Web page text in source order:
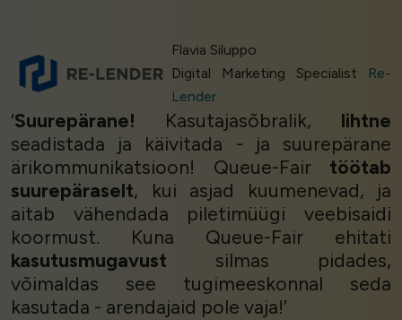
Flavia Siluppo
Digital Marketing Specialist
Re-
Lender
‘Suurepärane! Kasutajasõbralik, lihtne
seadistada ja käivitada - ja suurepärane
ärikommunikatsioon! Queue-Fair töötab
suurepäraselt, kui asjad kuumenevad, ja
aitab vähendada piletimüügi veebisaidi
koormust. Kuna Queue-Fair ehitati
kasutusmugavust silmas pidades,
võimaldas see tugimeeskonnal seda
kasutada - arendajaid pole vaja!’